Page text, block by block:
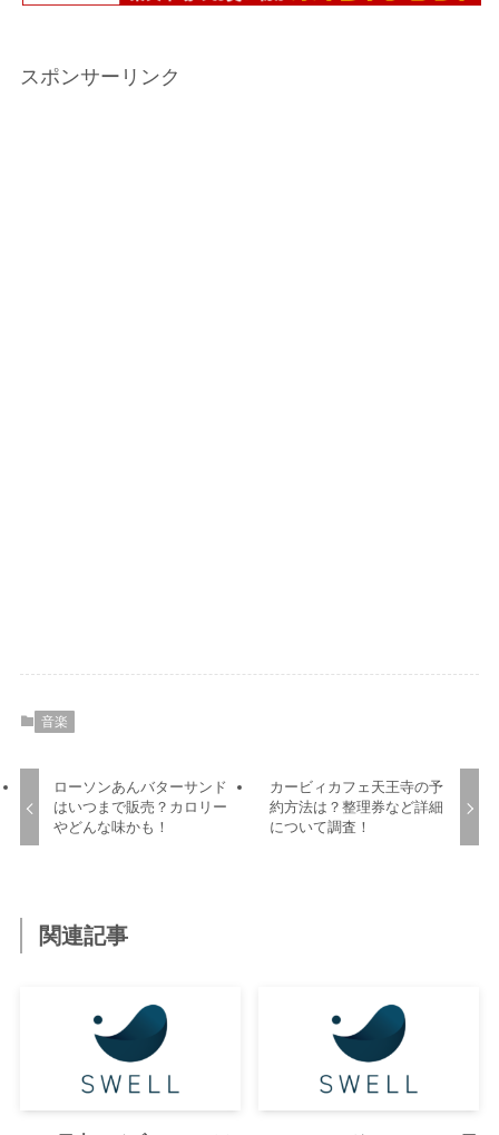
スポンサーリンク
音楽
ローソンあんバターサンド
はいつまで販売？カロリー
やどんな味かも！
カービィカフェ天王寺の予
約方法は？整理券など詳細
について調査！
関連記事